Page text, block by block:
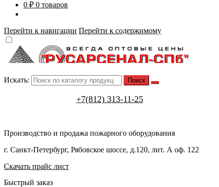
0 ₽ 0 товаров
Перейти к навигации Перейти к содержимому
Искать:
+7(812) 313-11-25
Производство и продажа пожарного оборудования
г. Санкт-Петербург, Рябовское шоссе, д.120, лит. А оф. 122
Скачать прайс лист
Быстрый заказ